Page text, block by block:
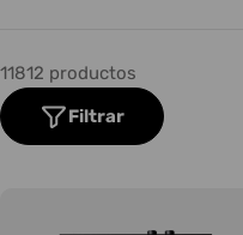
11812 productos
Filtrar